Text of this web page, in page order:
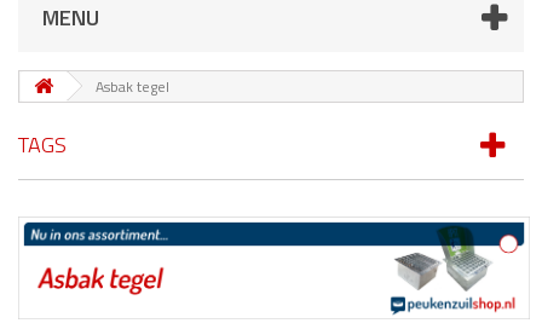
MENU
Asbak tegel
TAGS